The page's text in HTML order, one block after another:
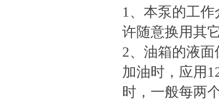
1、本泵的工
许随意换用其
2、油箱的液
加油时，应用
时，一般每两